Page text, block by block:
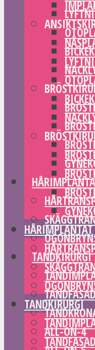
TANDKIRURGI
ALL-ON-4
HÅRIMPLANTAT
TANDKIRURGI